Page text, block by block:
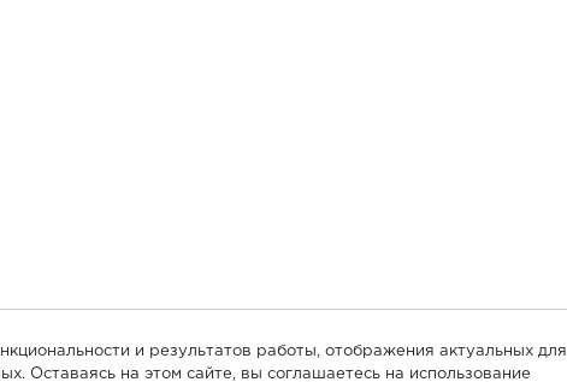
и результатов работы, отображения актуальных для
Оставаясь на этом сайте, вы соглашаетесь на использование